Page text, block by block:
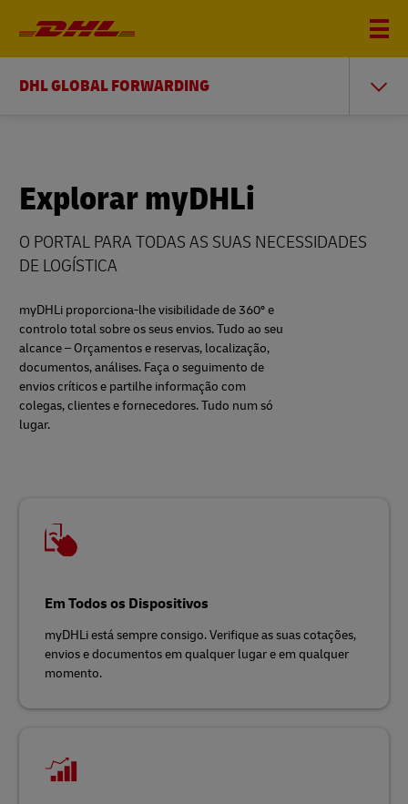
DHL GLOBAL FORWARDING
Explorar myDHLi
O PORTAL PARA TODAS AS SUAS NECESSIDADES
DE LOGÍSTICA
myDHLi proporciona-lhe visibilidade de 360º e
controlo total sobre os seus envios. Tudo ao seu
alcance – Orçamentos e reservas, localização,
documentos, análises. Faça o seguimento de
envios críticos e partilhe informação com
colegas, clientes e fornecedores. Tudo num só
lugar.
Em Todos os Dispositivos
myDHLi está sempre consigo. Verifique as suas cotações,
envios e documentos em qualquer lugar e em qualquer
momento.